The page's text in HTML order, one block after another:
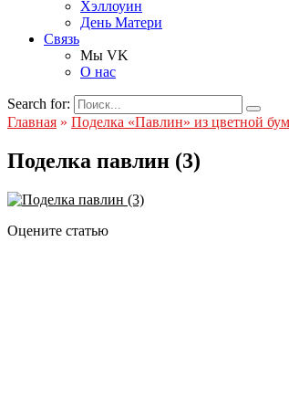
Хэллоуин
День Матери
Связь
Мы VK
О нас
Search for:
Главная » Поделка «Павлин» из цветной
Поделка павлин (3)
Оцените статью